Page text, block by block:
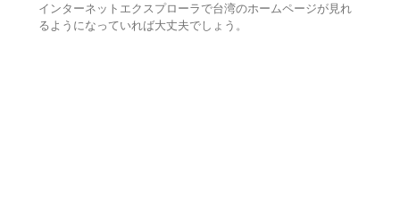
インターネットエクスプローラで台湾のホームページが見れ
るようになっていれば大丈夫でしょう。